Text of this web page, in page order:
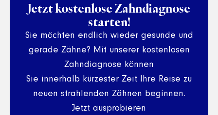
Jetzt kostenlose Zahndiagnose
starten!
Sie möchten endlich wieder gesunde und
gerade Zähne? Mit unserer kostenlosen
Zahndiagnose können
Sie innerhalb kürzester Zeit Ihre Reise zu
neuen strahlenden Zähnen beginnen.
Jetzt ausprobieren